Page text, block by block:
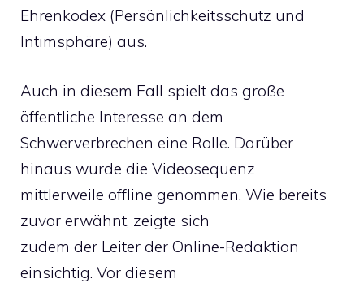
Ehrenkodex (Persönlichkeitsschutz und
Intimsphäre) aus.
Auch in diesem Fall spielt das große
öffentliche Interesse an dem
Schwerverbrechen eine Rolle. Darüber
hinaus wurde die Videosequenz
mittlerweile offline genommen. Wie bereits
zuvor erwähnt, zeigte sich
zudem der Leiter der Online-Redaktion
einsichtig. Vor diesem